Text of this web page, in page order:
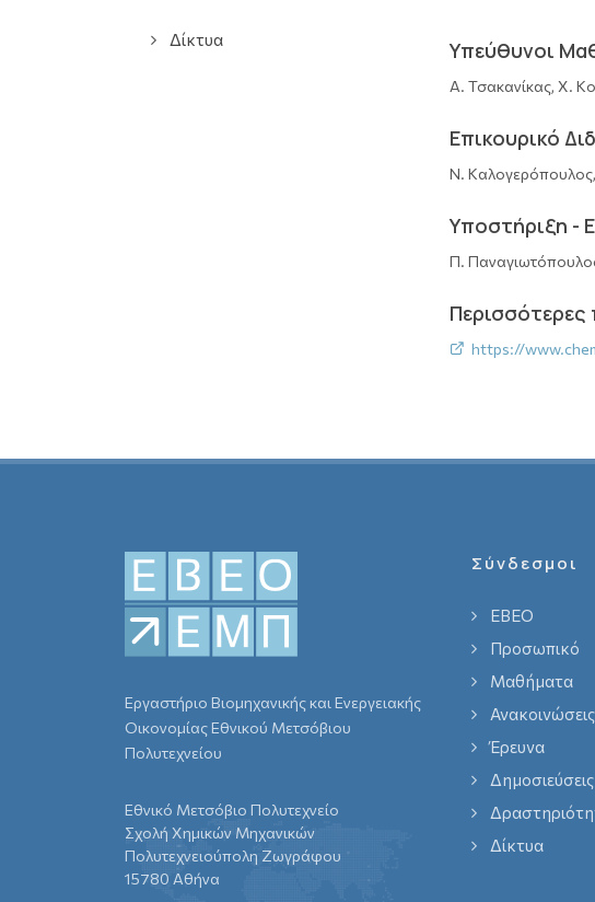
Υπεύθυνοι
Α. Τσακανίκας, Χ.
Επικουρικό
Ν.
Υποστήριξη -
Π.
https://
Δίκτυα
Εργαστήριο Βιομηχανικής και Ενεργειακής
Οικονομίας Εθνικού Μετσόβιου
Πολυτεχνείου
Εθνικό Μετσόβιο Πολυτεχνείο
Σχολή Χημικών Μηχανικών
Πολυτεχνειούπολη Ζωγράφου
15780 Αθήνα
Σύνδεσμοι
ΕΒΕΟ
Προσωπικό
Μαθήματα
Ανακοινώσεις
Έρευνα
Δημοσιεύσεις
Δίκτυα